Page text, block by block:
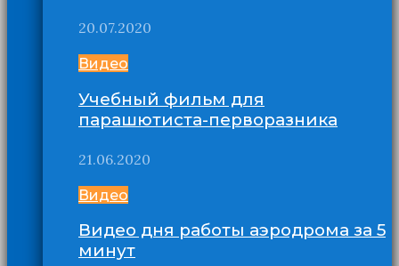
20.07.2020
Видео
Учебный фильм для
парашютиста-перворазника
21.06.2020
Видео
Видео дня работы аэродрома за 5
минут